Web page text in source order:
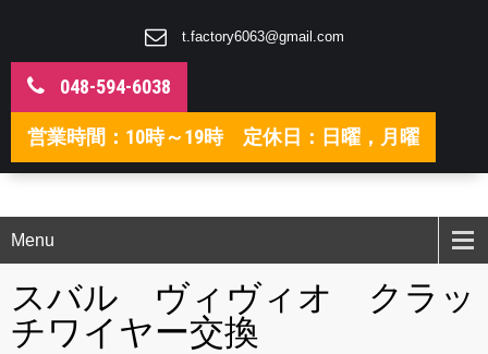
t.factory6063@gmail.com
048-594-6038
営業時間：10時～19時 定休日：日曜，月曜
Menu
スバル ヴィヴィオ クラッ
チワイヤー交換